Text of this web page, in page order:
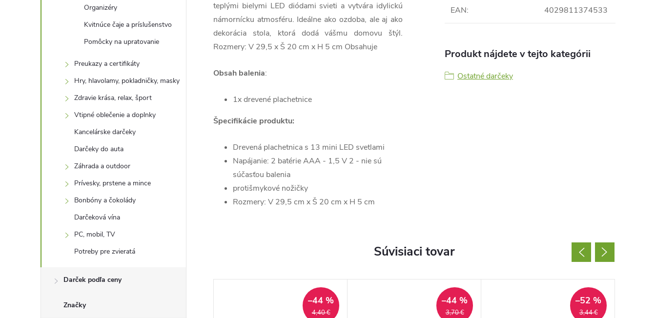
Organizéry
Kvitnúce čaje a príslušenstvo
Pomôcky na upratovanie
Preukazy a certifikáty
Hry, hlavolamy, pokladničky, masky
Zdravie krása, relax, šport
Vtipné oblečenie a doplnky
Kancelárske darčeky
Darčeky do auta
Záhrada a outdoor
Prívesky, prstene a mince
Bonbóny a čokolády
Darčeková vína
PC, mobil, TV
Potreby pre zvieratá
Darček podľa ceny
Značky
teplými bielymi LED diódami svieti a vytvára idylickú
námornícku atmosféru. Ideálne ako ozdoba, ale aj ako
dekorácia stola, ktorá dodá vášmu domovu štýl.
Rozmery: V 29,5 x Š 20 cm x H 5 cm Obsahuje
Obsah balenia:
1x drevené plachetnice
Špecifikácie produktu:
Drevená plachetnica s 13 mini LED svetlami
Napájanie: 2 batérie AAA - 1,5 V 2 - nie sú
súčasťou balenia
protišmykové nožičky
Rozmery: V 29,5 cm x Š 20 cm x H 5 cm
EAN: 4029811374533
Produkt nájdete v tejto kategórii
Ostatné darčeky
Súvisiaci tovar
–39 %
4,40 €
–44 %
3,70 €
–44 %
3,44 €
–52 %